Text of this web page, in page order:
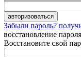
Забыли пароль?
восстановление пароля
Восстановите свой